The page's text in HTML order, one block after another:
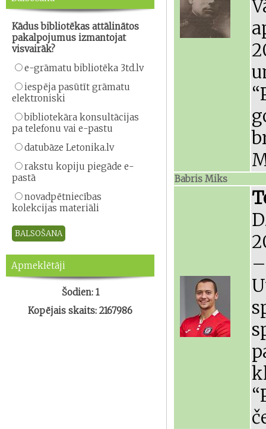
Kādus bibliotēkas attālinātos
pakalpojumus izmantojat
visvairāk?
e-grāmatu bibliotēka 3td.lv
iespēja pasūtīt grāmatu
elektroniski
bibliotekāra konsultācijas
pa telefonu vai e-pastu
datubāze Letonika.lv
rakstu kopiju piegāde e-
pastā
novadpētniecības
kolekcijas materiāli
Apmeklētāji
Šodien: 1
Kopējais skaits: 2167986
Babris Miks